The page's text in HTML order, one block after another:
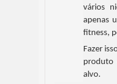
vários
apenas
fitness,
Fazer
produto
alvo.